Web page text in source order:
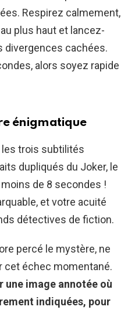
Respirez calmement,
plus haut et lancez-
divergences cachées.
alors soyez rapide
énigmatique
les trois subtilités
dupliqués du Joker, le
de 8 secondes !
et votre acuité
détectives de fiction.
percé le mystère, ne
cet échec momentané.
une image annotée où
indiquées, pour